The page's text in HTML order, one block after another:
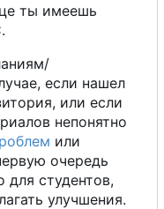
ты имеешь
если нашел
или если
непонятно
или
очередь
для студентов,
улучшения.